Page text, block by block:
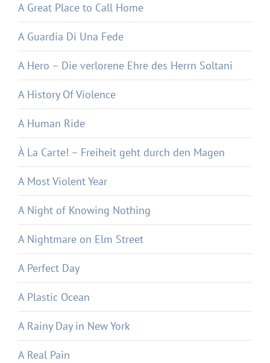
A Great Place to Call Home
A Guardia Di Una Fede
A Hero – Die verlorene Ehre des Herrn Soltani
A History Of Violence
A Human Ride
À La Carte! – Freiheit geht durch den Magen
A Most Violent Year
A Night of Knowing Nothing
A Nightmare on Elm Street
A Perfect Day
A Plastic Ocean
A Rainy Day in New York
A Real Pain